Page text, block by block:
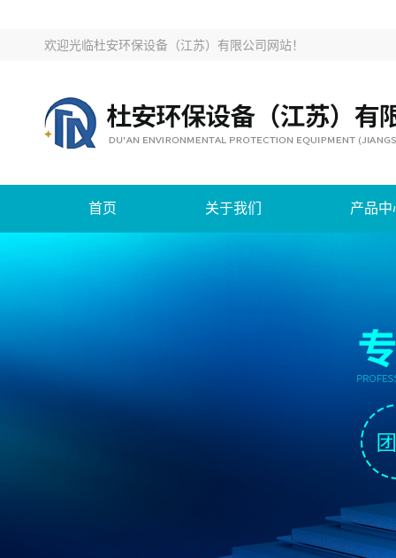
欢迎光临杜安环保设备（江苏）有限公司网站！
首页 关于我们 产品中